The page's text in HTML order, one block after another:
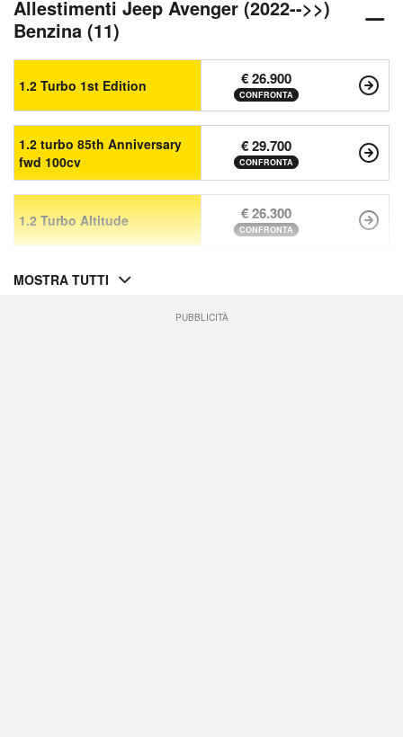
Allestimenti Jeep Avenger (2022-->>)
Benzina (11)
1.2 Turbo 1st Edition € 26.900
CONFRONTA
1.2 turbo 85th Anniversary
fwd 100cv
€ 29.700
CONFRONTA
1.2 Turbo Altitude € 26.300
CONFRONTA
MOSTRA TUTTI
PUBBLICITÀ